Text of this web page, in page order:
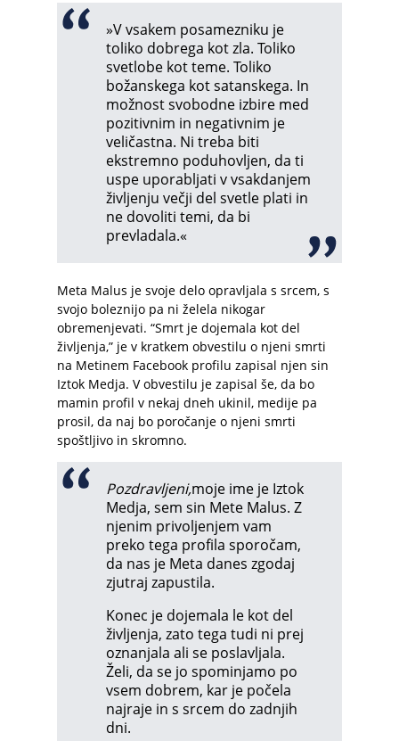
»V vsakem posamezniku je
toliko dobrega kot zla. Toliko
svetlobe kot teme. Toliko
božanskega kot satanskega. In
možnost svobodne izbire med
pozitivnim in negativnim je
veličastna. Ni treba biti
ekstremno poduhovljen, da ti
uspe uporabljati v vsakdanjem
življenju večji del svetle plati in
ne dovoliti temi, da bi
prevladala.«
Meta Malus je svoje delo opravljala s srcem, s
svojo boleznijo pa ni želela nikogar
obremenjevati. “Smrt je dojemala kot del
življenja,” je v kratkem obvestilu o njeni smrti
na Metinem Facebook profilu zapisal njen sin
Iztok Medja. V obvestilu je zapisal še, da bo
mamin profil v nekaj dneh ukinil, medije pa
prosil, da naj bo poročanje o njeni smrti
spoštljivo in skromno.
Pozdravljeni,moje ime je Iztok
Medja, sem sin Mete Malus. Z
njenim privoljenjem vam
preko tega profila sporočam,
da nas je Meta danes zgodaj
zjutraj zapustila.
Konec je dojemala le kot del
življenja, zato tega tudi ni prej
oznanjala ali se poslavljala.
Želi, da se jo spominjamo po
vsem dobrem, kar je počela
najraje in s srcem do zadnjih
dni.